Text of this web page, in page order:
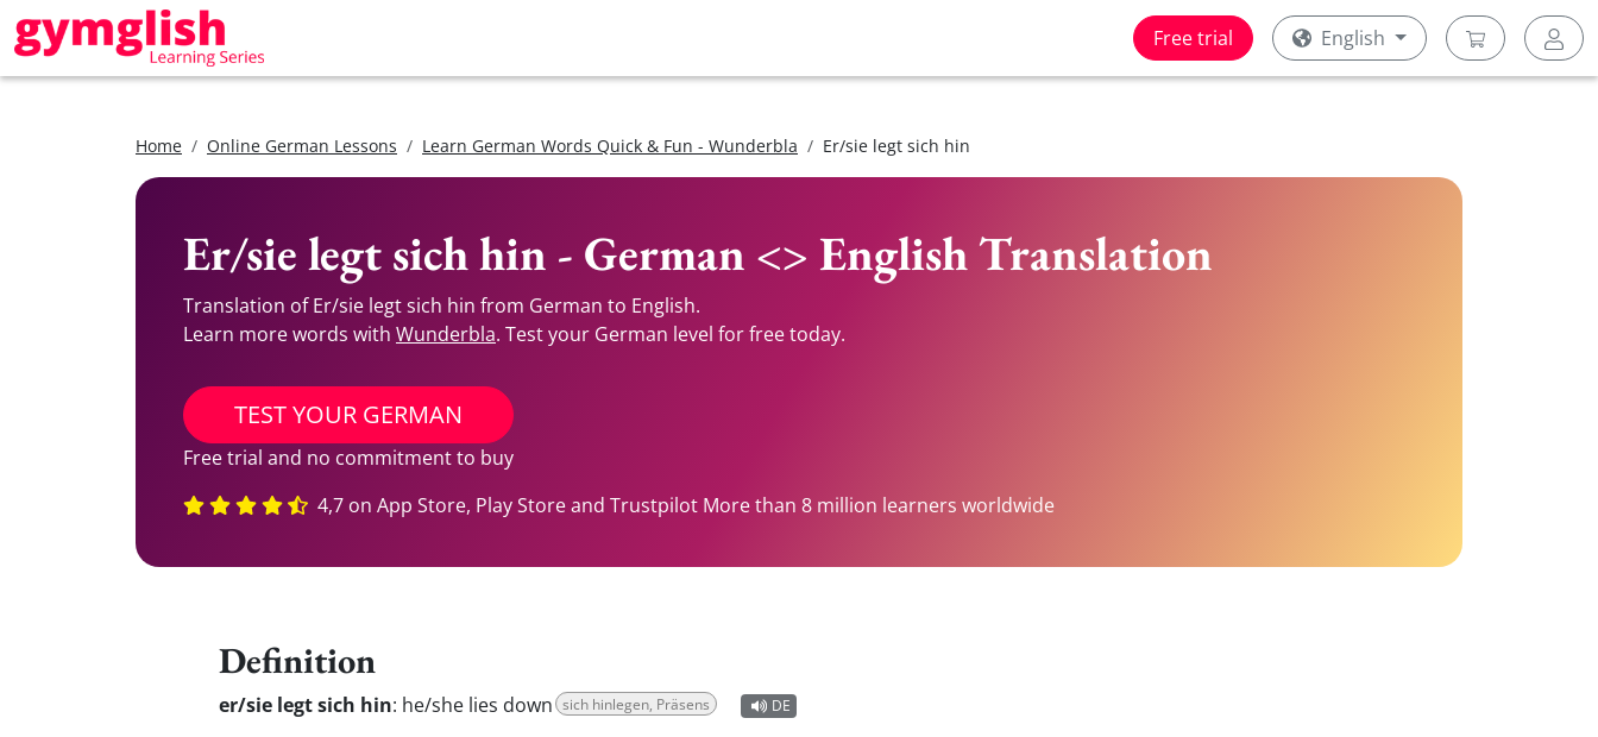
Free trial English
Home Online German Lessons Learn German Words Quick & Fun - Wunderbla Er/sie legt sich hin
Er/sie legt sich hin - German <> English Translation
Translation of Er/sie legt sich hin from German to English.
Learn more words with Wunderbla. Test your German level for free today.
TEST YOUR GERMAN
Free trial and no commitment to buy
4,7 on App Store, Play Store and Trustpilot More than 8 million learners worldwide
Definition
er/sie legt sich hin: he/she lies down sich hinlegen, Präsens DE